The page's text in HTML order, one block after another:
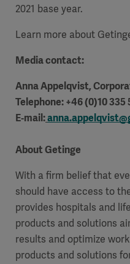
2021 base year.
Learn more about
Media contact:
Anna Appelqvist,
Telephone: +46 (0)10 335
E‑mail:
About Getinge
With a firm belief that
should have access to
provides hospitals and
products and solutions
results and optimize
products and solutions